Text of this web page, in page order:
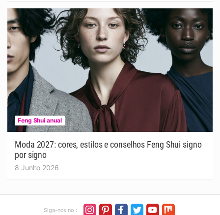
Feng Shui anual
Moda 2027: cores, estilos e conselhos Feng Shui signo
por signo
8 Junho 2026
Siga-nos no :